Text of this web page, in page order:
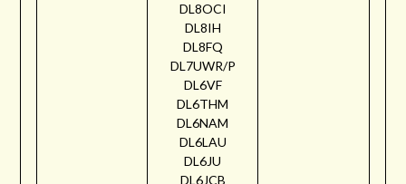
DL8OCI
DL8IH
DL8FQ
DL7UWR/P
DL6VF
DL6THM
DL6NAM
DL6LAU
DL6JU
DL6JCB